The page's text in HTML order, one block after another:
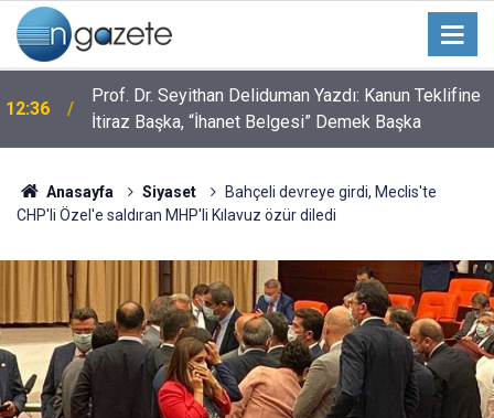
12:36
Prof. Dr. Seyithan Deliduman Yazdı: Kanun Teklifine
İtiraz Başka, “İhanet Belgesi” Demek Başka
Anasayfa Siyaset
Bahçeli devreye girdi, Meclis'te
CHP'li Özel'e saldıran MHP'li Kılavuz özür diledi